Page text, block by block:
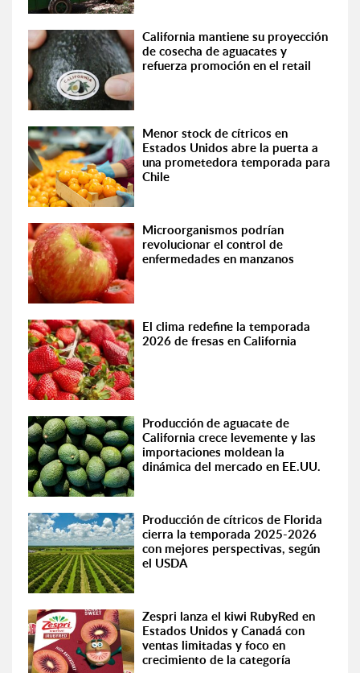
California mantiene su proyección
de cosecha de aguacates y
refuerza promoción en el retail
Menor stock de cítricos en
Estados Unidos abre la puerta a
una prometedora temporada para
Chile
Microorganismos podrían
revolucionar el control de
enfermedades en manzanos
El clima redefine la temporada
2026 de fresas en California
Producción de aguacate de
California crece levemente y las
importaciones moldean la
dinámica del mercado en EE.UU.
Producción de cítricos de Florida
cierra la temporada 2025-2026
con mejores perspectivas, según
el USDA
Zespri lanza el kiwi RubyRed en
Estados Unidos y Canadá con
ventas limitadas y foco en
crecimiento de la categoría